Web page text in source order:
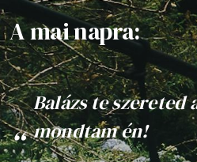
A mai napra:
Balázs te szereted
mondtam én!